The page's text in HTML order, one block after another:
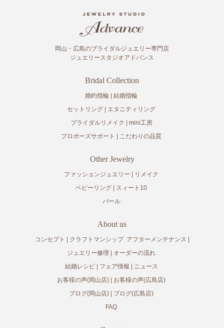
岡山・広島のブライダルジュエリー専門店
ジュエリースタジオアドバンス
Bridal Collection
婚約指輪
結婚指輪
セットリング
エタニティリング
ブライダルリメイク
mini工房
プロポーズサポート
こだわりの品質
Other Jewelry
ファッションジュエリー
リメイク
ベビーリング
スィート10
パール
About us
コンセプト クラフトマンシップ アフターメンテナンス
ジュエリー修理
オーダーの流れ
結婚レシピ
フェア情報
ニュース
お客様の声(岡山店)
お客様の声(広島店)
ブログ(岡山店)
ブログ(広島店)
FAQ